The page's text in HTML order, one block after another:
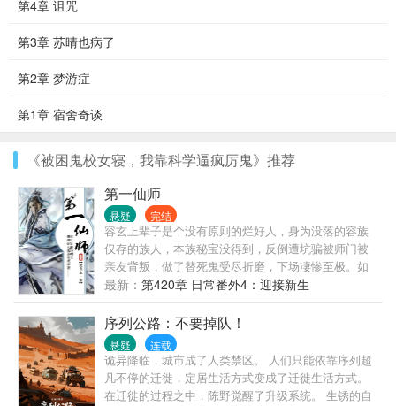
第4章 诅咒
第3章 苏晴也病了
第2章 梦游症
第1章 宿舍奇谈
《被困鬼校女寝，我靠科学逼疯厉鬼》推荐
第一仙师
悬疑 完结
容玄上辈子是个没有原则的烂好人，身为没落的容族
仅存的族人，本族秘宝没得到，反倒遭坑骗被师门被
亲友背叛，做了替死鬼受尽折磨，下场凄惨至极。如
今重活一次，容玄心性大变冷酷无情，最后……纹布
阵，兽宠无敌手握逆天功法，回归仙宗必将扶摇直
上，人人畏惧！简单版：主角重生狂虐一堆渣，顺便
收了上辈子的同好（故友）为徒，并自幼言（（（
（教他做人！剧情上：这是个当好人没好报，当坏人
终成第一仙师的修炼升级励志爽文。感情上：这是
个‘冷血坏师父想把好人徒弟教成没良心的坏蛋报复师
最新： 第420章 日常番外4：迎接新生
序列公路：不要掉队！
悬疑 连载
诡异降临，城市成了人类禁区。 人们只能依靠序列超
凡不停的迁徙，定居生活方式变成了迁徙生活方式。
在迁徙的过程之中，陈野觉醒了升级系统。 生锈的自